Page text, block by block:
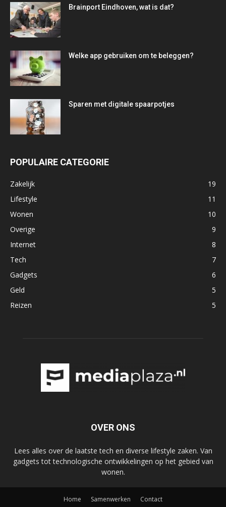
Brainport Eindhoven, wat is dat?
Welke app gebruiken om te beleggen?
Sparen met digitale spaarpotjes
POPULAIRE CATEGORIE
Zakelijk
19
Lifestyle
11
Wonen
10
Overige
9
Internet
8
Tech
7
Gadgets
6
Geld
5
Reizen
5
OVER ONS
Lees alles over de laatste tech en diverse lifestyle zaken. Van
gadgets tot technologische ontwikkelingen op het gebied van
wonen.
Home Samenwerken Contact